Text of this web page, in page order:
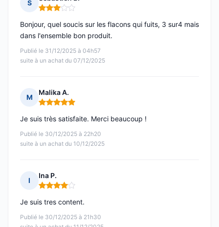
S
Note : 3 sur 5
Publié le 31/12/2025 à 04h57
suite à un achat du 07/12/2025
Bonjour, quel soucis sur les flacons qui fuits, 3 sur4 mais
dans l'ensemble bon produit.
M
Malika A.
Note : 5 sur 5
Publié le 30/12/2025 à 22h20
suite à un achat du 10/12/2025
Je suis très satisfaite. Merci beaucoup !
I
Ina P.
Note : 4 sur 5
Publié le 30/12/2025 à 21h30
Je suis tres content.